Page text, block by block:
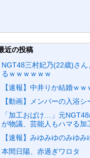
近の投稿
NGT48三村妃乃(22歳)さ
るｗｗｗｗｗｗ
【速報】中井りか結婚ｗｗ
【動画】メンバーの入浴シ
「加工おばけ…」元
が物議、芸能人もハマる加
【速報】みゆみゆのみゆみ
本間日陽、赤過ぎワロタ